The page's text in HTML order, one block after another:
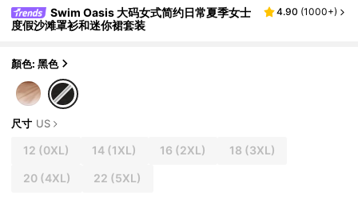
Swim Oasis 大码女式简约日常夏季女士
度假沙滩罩衫和迷你裙套装
4.90 (1000+)
顏色: 黑色
尺寸 US
12 (0XL) 14 (1XL) 16 (2XL) 18 (3XL)
20(4XL) 22 (5XL)